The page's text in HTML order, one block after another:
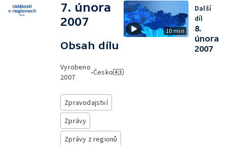
7. února
2007
Obsah dílu
Vyrobeno
2007
•Česko
Zpravodajství
Zprávy
Zprávy z regionů
10 min
Další
díl
8.
února
2007